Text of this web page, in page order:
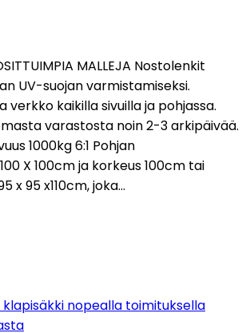
MALLEJA Nostolenkit
UV-suojan varmistamiseksi.
verkko kaikilla sivuilla ja pohjassa.
varastosta noin 2-3 arkipäivää.
1000kg 6:1 Pohjan
X 100cm ja korkeus 100cm tai
x 95 x110cm, joka...